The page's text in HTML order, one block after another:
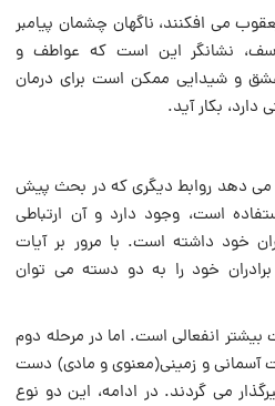
می افکنند، ناگهان چشمان پیامبر
نشانگر این است که عواطف و
و شیدایى‌ ممکن است‌ براى درمان
دارد، بکار آید.
می دهد روابط دیگرى که در بحث پیش
است، وجود دارد و آن ارتباطى
خود داشته است. با مرور بر آیات
خود را به دو دسته می توان
انفعالى است. اما در مرحله دوم
آسمانى و زمینى(معنوى و مادى) دست
می گردند. در ادامه، این دو نوع